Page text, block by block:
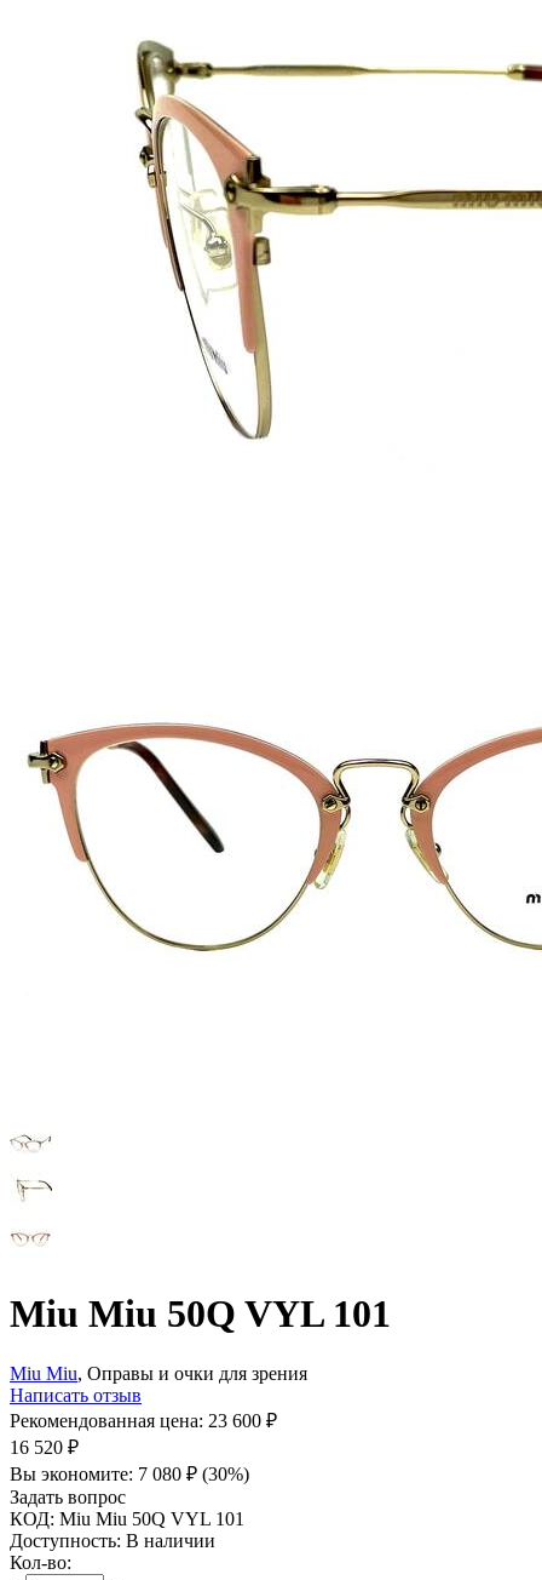
Miu Miu 50Q VYL 101
Miu Miu, Оправы и очки для зрения
Написать отзыв
Рекомендованная цена: 23 600 ₽
16 520 ₽
Вы экономите: 7 080 ₽ (30%)
Задать вопрос
КОД: Miu Miu 50Q VYL 101
Доступность: В наличии
Кол-во: